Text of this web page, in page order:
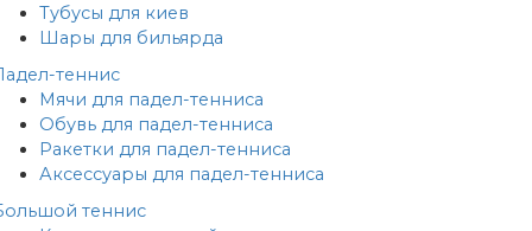
Тубусы для киев
Шары для бильярда
теннис
Мячи для падел-тенниса
Обувь для падел-тенниса
Ракетки для падел-тенниса
Аксессуары для падел-тенниса
теннис